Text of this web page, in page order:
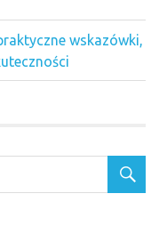
wskazówki,